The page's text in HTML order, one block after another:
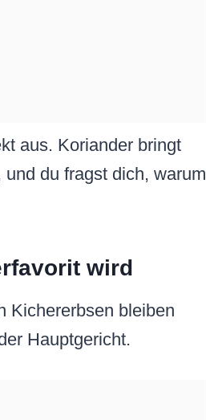
aus. Koriander bringt
du fragst dich, warum
wird
Kichererbsen bleiben
Hauptgericht.